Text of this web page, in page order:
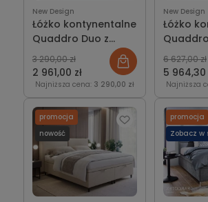
New Design
Łóżko kontynentalne
Quaddro Duo z
pojemnikiem lub bez
2 961,00 zł
3 290,00 zł
Najniższa cena: 3 290,00 zł
New Design
Łóżko
Vertical
5 964,30
6 627,00 zł
Najniższa
promocja
nowość
promocja
Zobacz w